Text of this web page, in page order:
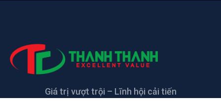
Giá trị vượt trội – Lĩnh hội cải tiến